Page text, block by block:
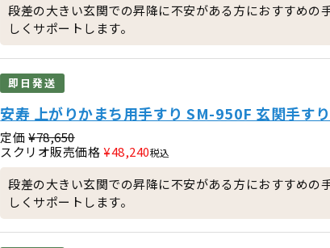
段差の大きい玄関での昇降に不安がある方におすすめの
しくサポートします。
即日発送
安寿 上がりかまち用手すり SM-950F 玄関手すり
定価 ¥78,650
スクリオ販売価格 ¥48,240税込
段差の大きい玄関での昇降に不安がある方におすすめの
しくサポートします。